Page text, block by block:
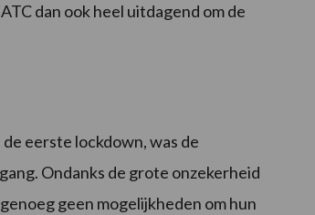
dan ook heel uitdagend om de
eerste lockdown, was de
Ondanks de grote onzekerheid
geen mogelijkheden om hun